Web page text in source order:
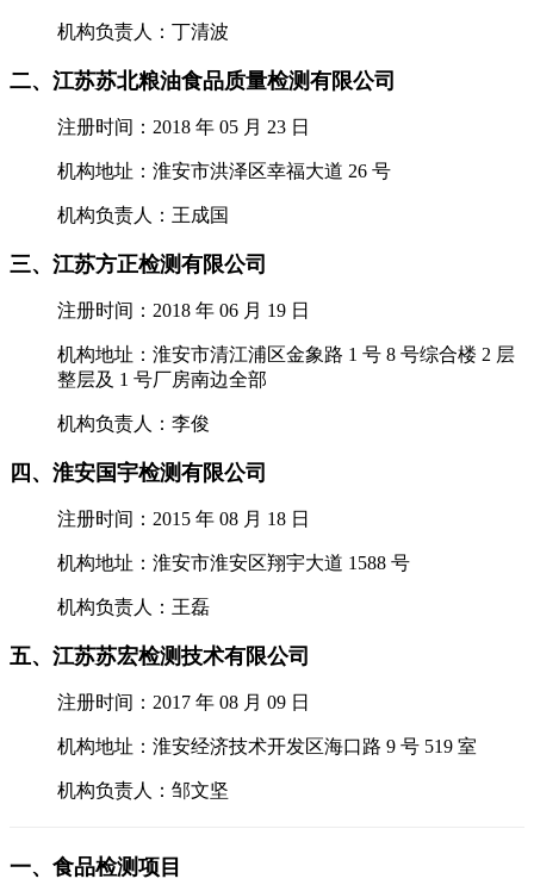
机构负责人：丁清波
二、江苏苏北粮油食品质量检测有限公司
注册时间：2018 年 05 月 23 日
机构地址：淮安市洪泽区幸福大道 26 号
机构负责人：王成国
三、江苏方正检测有限公司
注册时间：2018 年 06 月 19 日
机构地址：淮安市清江浦区金象路 1 号 8 号综合楼 2 层
整层及 1 号厂房南边全部
机构负责人：李俊
四、淮安国宇检测有限公司
注册时间：2015 年 08 月 18 日
机构地址：淮安市淮安区翔宇大道 1588 号
机构负责人：王磊
五、江苏苏宏检测技术有限公司
注册时间：2017 年 08 月 09 日
机构地址：淮安经济技术开发区海口路 9 号 519 室
机构负责人：邹文坚
一、食品检测项目